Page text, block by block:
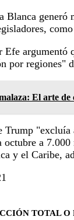
Blanca
argumentó
por regiones"
El arte de
Trump
octubre a
y el Caribe,
TOTAL